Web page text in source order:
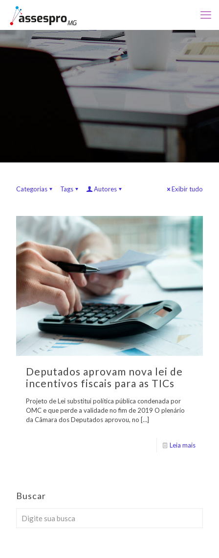
Categorias Tags Autores Exibir tudo
Deputados aprovam nova lei de
incentivos fiscais para as TICs
Projeto de Lei substitui política pública condenada por
OMC e que perde a validade no fim de 2019 O plenário
da Câmara dos Deputados aprovou, no […]
Leia mais
Buscar